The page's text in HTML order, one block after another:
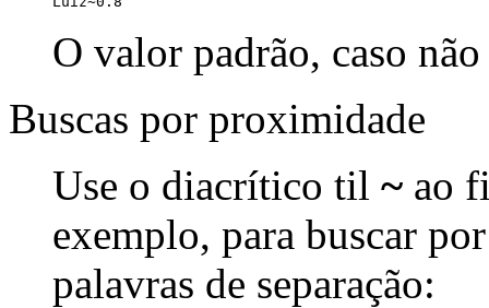
O valor padrão, caso
Buscas por proximidade
Use o diacrítico til ~ ao
exemplo, para buscar
palavras de separação: